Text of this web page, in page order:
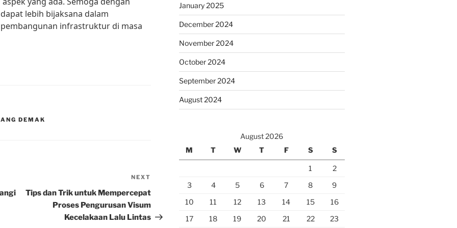
lebih bijaksana dalam
infrastruktur di masa
DEMAK
Post
NEXT
Tips dan Trik untuk Mempercepat
Proses Pengurusan Visum
Kecelakaan Lalu Lintas
January 2025
December 2024
November 2024
October 2024
September 2024
August 2024
August 2026
M
T W T F S S
1
2
3
4 5 6 7 8
9
10
11 12 13 14 15
16
17
18 19 20 21 22 23